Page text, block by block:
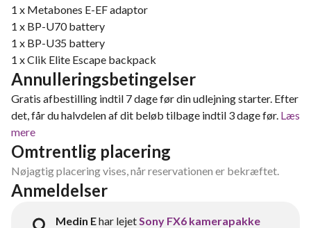
1 x Metabones E-EF adaptor
1 x BP-U70 battery
1 x BP-U35 battery
1 x Clik Elite Escape backpack
Annulleringsbetingelser
Gratis afbestilling indtil 7 dage før din udlejning starter. Efter
det, får du halvdelen af dit beløb tilbage indtil 3 dage før. Læs
mere
Omtrentlig placering
Nøjagtig placering vises, når reservationen er bekræftet.
Anmeldelser
Medin Ehar lejetSony FX6 kamerapakke